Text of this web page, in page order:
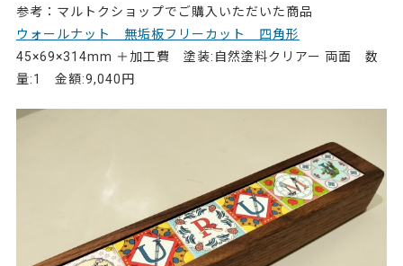
参考：マルトクショップでご購入いただいた商品
ウォールナット 無垢板フリーカット 四角形
45×69×314mm ＋加工費 塗装:自然塗料クリアー 両面 数
量:1 金額:9,040円